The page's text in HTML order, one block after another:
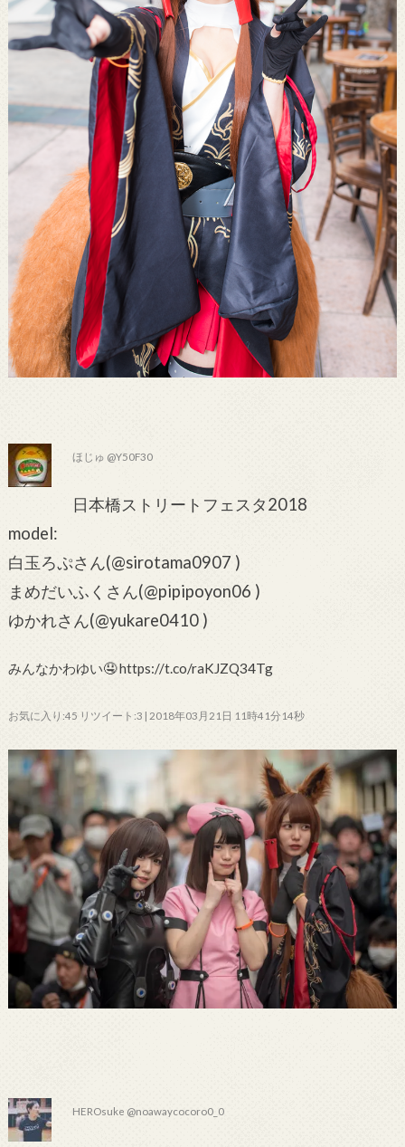
ほじゅ @Y50F30
日本橋ストリートフェスタ2018
model:
白玉ろぷさん(@sirotama0907 )
まめだいふくさん(@pipipoyon06 )
ゆかれさん(@yukare0410 )
みんなかわゆい🤤 https://t.co/raKJZQ34Tg
お気に入り:45 リツイート:3 | 2018年03月21日 11時41分14秒
HEROsuke @noawaycocoro0_0